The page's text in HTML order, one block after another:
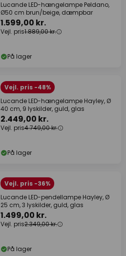
Lucande LED-hængelampe Peldano,
Ø50 cm brun/beige, dæmpbar
1.599,00 kr.
Vejl. pris1.889,00 kr.
På lager
Vejl. pris -48%
Lucande LED-hængelampe Hayley, Ø
40 cm, 9 lyskilder, guld, glas
2.449,00 kr.
Vejl. pris4.749,00 kr.
På lager
Vejl. pris -36%
Lucande LED-pendellampe Hayley, Ø
25 cm, 3 lyskilder, guld, glas
1.499,00 kr.
Vejl. pris2.349,00 kr.
På lager